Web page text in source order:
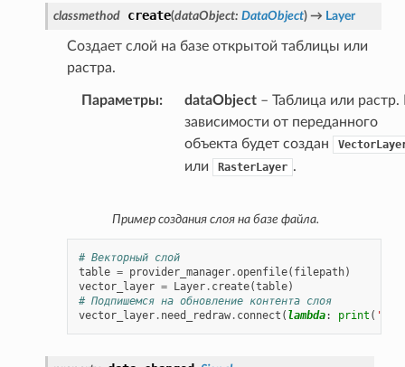
classmethod create(dataObject: DataObject) → Layer
Создает слой на базе открытой таблицы или
растра.
Параметры: dataObject– Таблица или растр.
зависимости от переданного
объекта будет создан
или RasterLayer .
Пример создания слоя на базе файла.
# Векторный слой
table = provider_manager.openfile( filepath)
vector_layer = Layer. create(table)
# Подпишемся на обновление контента слоя
vector_layer. need_redraw. connect ( lambda: print (